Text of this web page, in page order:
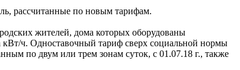
рассчитанные по новым тарифам.
жителей, дома которых оборудованы
кВт/ч. Одноставочный тариф сверх социальной нормы
по двум или трем зонам суток, с 01.07.18 г., также